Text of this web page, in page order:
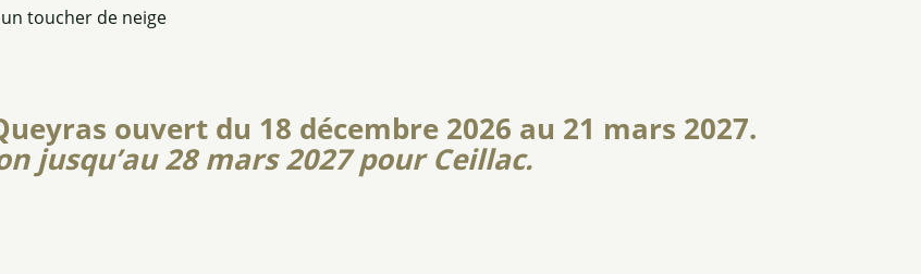
toucher de neige
ouvert du 18 décembre 2026 au 21 mars 2027.
jusqu’au 28 mars 2027 pour Ceillac.